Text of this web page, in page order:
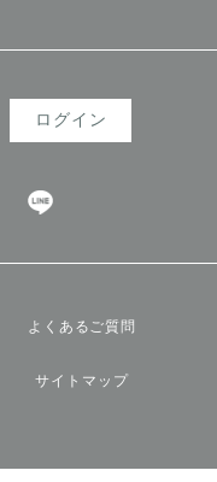
ログイン
よくあるご質問
サイトマップ